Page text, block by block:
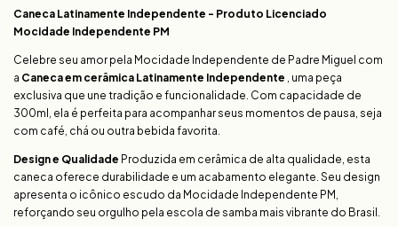
Caneca Latinamente Independente - Produto Licenciado
Mocidade Independente PM
Celebre seu amor pela Mocidade Independente de Padre Miguel com
a Caneca em cerâmica Latinamente Independente , uma peça
exclusiva que une tradição e funcionalidade. Com capacidade de
300ml, ela é perfeita para acompanhar seus momentos de pausa, seja
com café, chá ou outra bebida favorita.
Design e Qualidade Produzida em cerâmica de alta qualidade, esta
caneca oferece durabilidade e um acabamento elegante. Seu design
apresenta o icônico escudo da Mocidade Independente PM,
reforçando seu orgulho pela escola de samba mais vibrante do Brasil.